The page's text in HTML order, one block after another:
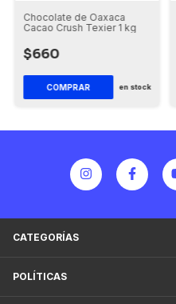
Chocolate de Oaxaca
Cacao Crush Texier 1 kg
$660
COMPRAR en stock
CATEGORÍAS
POLÍTICAS